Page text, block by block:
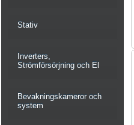
Stativ
Inverters,
Strömförsörjning och El
Bevakningskameror och
system